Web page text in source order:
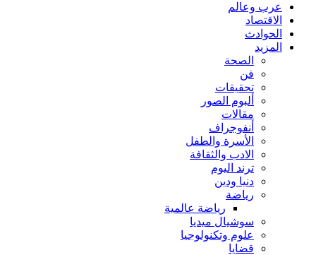
عرب وعالم
الاقتصاد
الحوادث
المزيد
الصحة
فن
تحقيقات
ألبوم الصور
مقالات
أنفوجراف
الأسرة والطفل
الادب والثقافة
ترند اليوم
دنيا ودين
رياضة
رياضة عالمية
سوشيال ميديا
علوم وتكنولوجيا
قضايا